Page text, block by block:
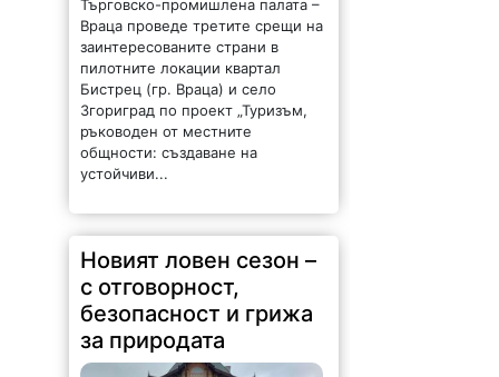
Згориград по проект „Туризъм,
ръководен от местните
общности: създаване на
устойчиви...
Новият ловен сезон –
с отговорност,
безопасност и грижа
за природата